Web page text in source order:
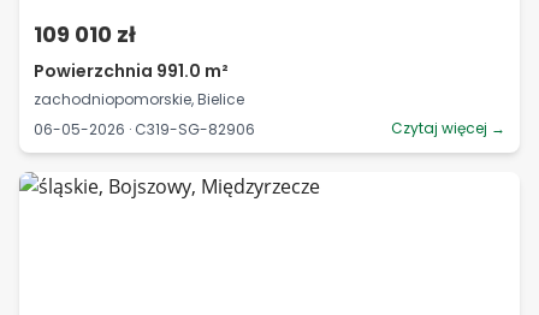
109 010 zł
Powierzchnia 991.0 m²
zachodniopomorskie, Bielice
06-05-2026 · C319-SG-82906
Czytaj więcej →